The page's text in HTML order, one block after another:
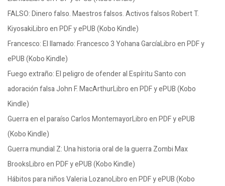
FALSO: Dinero falso. Maestros falsos. Activos falsos Robert T.
KiyosakiLibro en PDF y ePUB (Kobo Kindle)
Francesco: El llamado: Francesco 3 Yohana GarcíaLibro en PDF y
ePUB (Kobo Kindle)
Fuego extraño: El peligro de ofender al Espíritu Santo con
adoración falsa John F. MacArthurLibro en PDF y ePUB (Kobo
Kindle)
Guerra en el paraíso Carlos MontemayorLibro en PDF y ePUB
(Kobo Kindle)
Guerra mundial Z: Una historia oral de la guerra Zombi Max
BrooksLibro en PDF y ePUB (Kobo Kindle)
Hábitos para niños Valeria LozanoLibro en PDF y ePUB (Kobo